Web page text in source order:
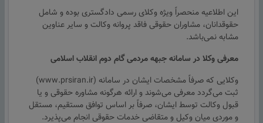
این اطلاعیه منحصراً ویژه وکلای رسمی دادگستری بوده و شامل
حقوقدانان، مشاوران حقوقی فاقد پروانه وکالت و سایر عناوین
مشابه نمی‌باشد.
معرفی وکلا در سامانه جبهه مردمی گام دوم انقلاب اسلامی
وکلایی که صرفاً مشخصات ایشان در سامانه (www.prsiran.ir)
ثبت می‌گردد معرفی می‌شوند و ارائه هرگونه مشاوره حقوقی و یا
قبول وکالت توسط ایشان، صرفاً بر اساس توافق مستقیم، مستقل
و موردی میان وکیل و متقاضی خدمات حقوقی انجام می‌پذیرد.